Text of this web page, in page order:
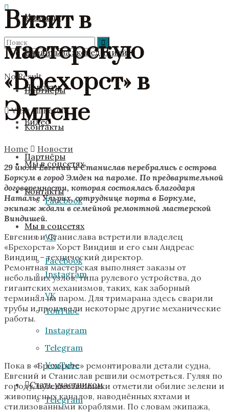
Новости
Видео
Партнёры
Контакты
Мы в соцсетях
Facebook
VK
Instagram
YouTube
Telegram
Стать участником
Команда
Следить за экспедицией
Новости
Видео
Партнёры
Контакты
Мы в соцсетях
Facebook
VK
Instagram
YouTube
Telegram
No Result
View All Result
Визит в
мастерскую
«Брехорст» в
Эмдене
Home
Новости
29 июля Евгений и Станислав перебрались с острова
Боркум в город Эмден на пароме. По предварительной
договоренности, которая состоялась благодаря
Наталье Ульрих, сотруднице порта в Боркуме,
экипаж ждали в семейной ремонтной мастерской
Виндишей.
Евгения и Станислава встретили владелец
«Брехорста» Хорст Виндиш и его сын Андреас
Виндиш – технический директор.
Ремонтная мастерская выполняет заказы от
небольших узлов, типа рулевого устройства, до
гигантских механизмов, таких, как заборный
терминал на паром. Для тримарана здесь сварили
трубы и произвели некоторые другие механические
работы.
Пока в «Брехорсте» ремонтировали детали судна,
Евгений и Станислав решили осмотреться. Гуляя по
городу, путешественники отметили обилие зелени и
живописных каналов, наводнённых яхтами и
стилизованными кораблями. По словам экипажа,